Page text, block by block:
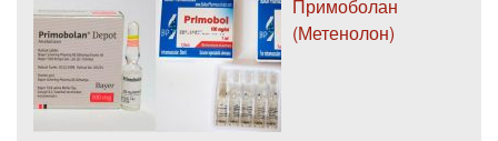
Примоболан
(Метенолон)